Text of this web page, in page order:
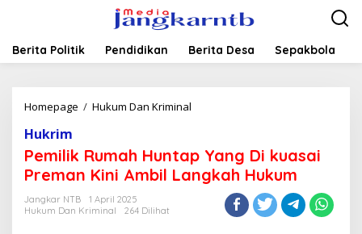
Berita Politik Pendidikan Berita Desa Sepakbola
Homepage / Hukum Dan Kriminal
Yang
Di
kuasai
Preman
Hukrim
Pemilik Rumah Huntap Yang Di kuasai
Preman Kini Ambil Langkah Hukum
Jangkar NTB
1 April 2025
Hukum Dan Kriminal
264 Dilihat